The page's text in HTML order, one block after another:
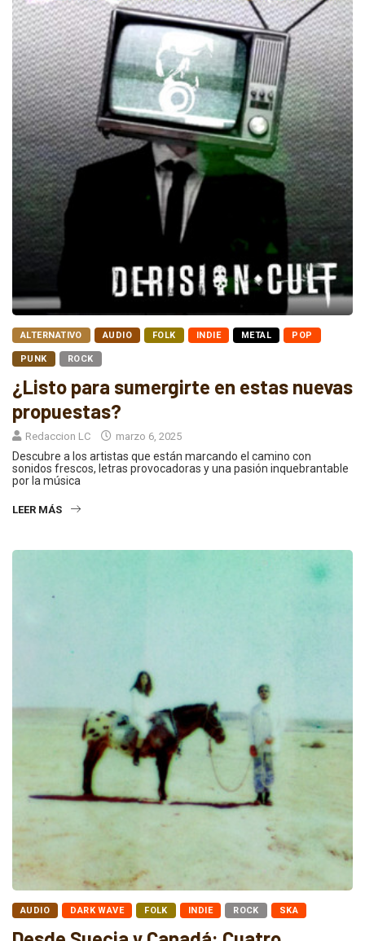
ALTERNATIVO AUDIO FOLK INDIE METAL POP
PUNK ROCK
¿Listo para sumergirte en estas nuevas
propuestas?
Redaccion LC marzo 6, 2025
Descubre a los artistas que están marcando el camino con
sonidos frescos, letras provocadoras y una pasión inquebrantable
por la música
LEER MÁS
AUDIO DARK WAVE FOLK INDIE ROCK SKA